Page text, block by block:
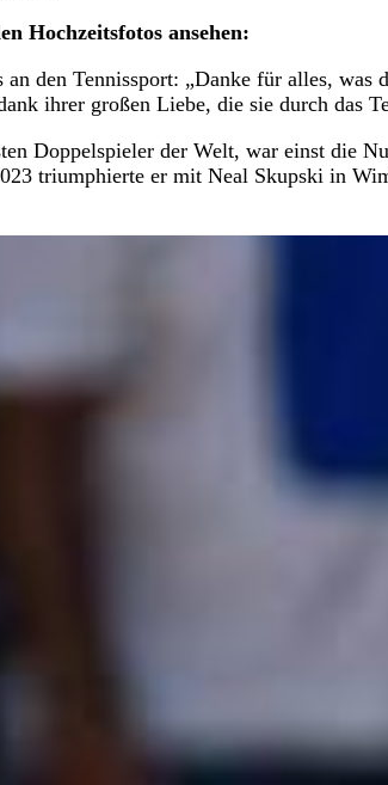
Hochzeitsfotos ansehen:
an den Tennissport: „Danke für alles,
ihrer großen Liebe, die sie durch das
Doppelspieler der Welt, war einst die
triumphierte er mit Neal Skupski in